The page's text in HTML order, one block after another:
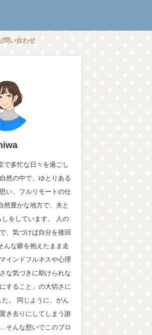
問い合わせ
で多忙な日々を過ごし
然の中で、ゆとりある
い、フルリモートの仕
然豊かな地方で、夫と
をしています。 人の
、気づけば自分を後回
んな癖を抱えたまま走
インドフルネスや心理
な気づきに助けられな
すること」の大切さに
。 同じように、がん
き去りにしてしまう誰
そんな想いでこのブロ